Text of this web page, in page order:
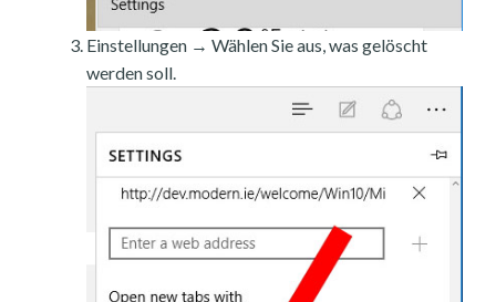
Einstellungen → Wählen Sie aus, was gelöscht
werden soll.